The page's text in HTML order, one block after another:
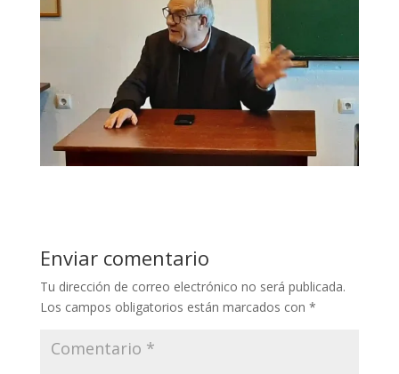
Enviar comentario
Tu dirección de correo electrónico no será publicada.
Los campos obligatorios están marcados con *